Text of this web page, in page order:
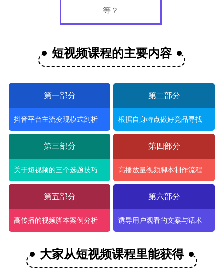
等？
短视频课程的主要内容
第一部分
抖音平台主流变现模式剖析
第二部分
根据自身特点做好竞品寻找
第三部分
关于短视频的三个选题技巧
第四部分
高播放量视频脚本制作流程
第五部分
高传播的视频脚本案例分析
第六部分
诱导用户观看的文案与话术
大家从短视频课程里能获得